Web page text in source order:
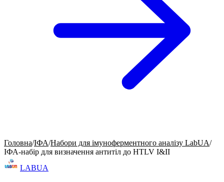
Головна/ІФА/Набори для імуноферментного аналізу LabUA/
ІФА-набір для визначення антитіл до HTLV I&II
LABUA